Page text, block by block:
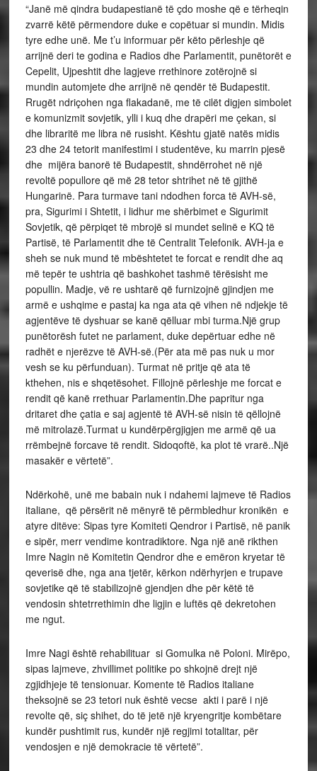
“Janë më qindra budapestianë të çdo moshe që e tërheqin
zvarrë këtë përmendore duke e copëtuar si mundin. Midis
tyre edhe unë. Me t’u informuar për këto përleshje që
arrijnë deri te godina e Radios dhe Parlamentit, punëtorët e
Cepelit, Ujpeshtit dhe lagjeve rrethinore zotërojnë si
mundin automjete dhe arrijnë në qendër të Budapestit.
Rrugët ndriçohen nga flakadanë, me të cilët digjen simbolet
e komunizmit sovjetik, ylli i kuq dhe drapëri me çekan, si
dhe libraritë me libra në rusisht. Kështu gjatë natës midis
23 dhe 24 tetorit manifestimi i studentëve, ku marrin pjesë
dhe mijëra banorë të Budapestit, shndërrohet në një
revoltë popullore që më 28 tetor shtrihet në të gjithë
Hungarinë. Para turmave tani ndodhen forca të AVH-së,
pra, Sigurimi i Shtetit, i lidhur me shërbimet e Sigurimit
Sovjetik, që përpiqet të mbrojë si mundet selinë e KQ të
Partisë, të Parlamentit dhe të Centralit Telefonik. AVH-ja e
sheh se nuk mund të mbështetet te forcat e rendit dhe aq
më tepër te ushtria që bashkohet tashmë tërësisht me
popullin. Madje, vë re ushtarë që furnizojnë gjindjen me
armë e ushqime e pastaj ka nga ata që vihen në ndjekje të
agjentëve të dyshuar se kanë qëlluar mbi turma.Një grup
punëtorësh futet ne parlament, duke depërtuar edhe në
radhët e njerëzve të AVH-së.(Për ata më pas nuk u mor
vesh se ku përfunduan). Turmat në pritje që ata të
kthehen, nis e shqetësohet. Fillojnë përleshje me forcat e
rendit që kanë rrethuar Parlamentin.Dhe papritur nga
dritaret dhe çatia e saj agjentë të AVH-së nisin të qëllojnë
më mitrolazë.Turmat u kundërpërgjigjen me armë që ua
rrëmbejnë forcave të rendit. Sidoqoftë, ka plot të vrarë..Një
masakër e vërtetë”.
Ndërkohë, unë me babain nuk i ndahemi lajmeve të Radios
italiane, që përsërit në mënyrë të përmbledhur kronikën e
atyre ditëve: Sipas tyre Komiteti Qendror i Partisë, në panik
e sipër, merr vendime kontradiktore. Nga një anë rikthen
Imre Nagin në Komitetin Qendror dhe e emëron kryetar të
qeverisë dhe, nga ana tjetër, kërkon ndërhyrjen e trupave
sovjetike që të stabilizojnë gjendjen dhe për këtë të
vendosin shtetrrethimin dhe ligjin e luftës që dekretohen
me ngut.
Imre Nagi është rehabilituar si Gomulka në Poloni. Mirëpo,
sipas lajmeve, zhvillimet politike po shkojnë drejt një
zgjidhjeje të tensionuar. Komente të Radios italiane
theksojnë se 23 tetori nuk është vecse akti i parë i një
revolte që, siç shihet, do të jetë një kryengritje kombëtare
kundër pushtimit rus, kundër një regjimi totalitar, për
vendosjen e një demokracie të vërtetë”.